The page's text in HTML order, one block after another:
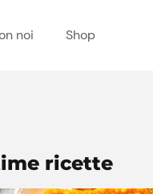
noi Shop
ricette